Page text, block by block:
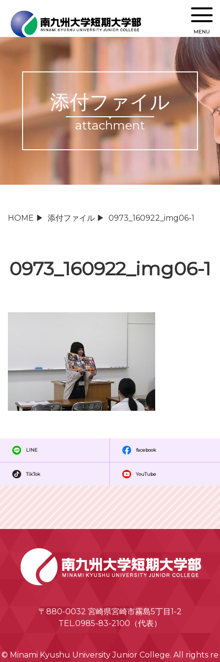
MENU
添付ファイル
attachment
HOME ▶ 添付ファイル ▶ 0973_160922_img06-1
0973_160922_img06-1
LINE facebook
TikTok YouTube
〒880-0032 宮崎県宮崎市霧島5丁目1-2
TEL.0985-83-2100（代表）
© Minami Kyushu University Junior College. All rights re